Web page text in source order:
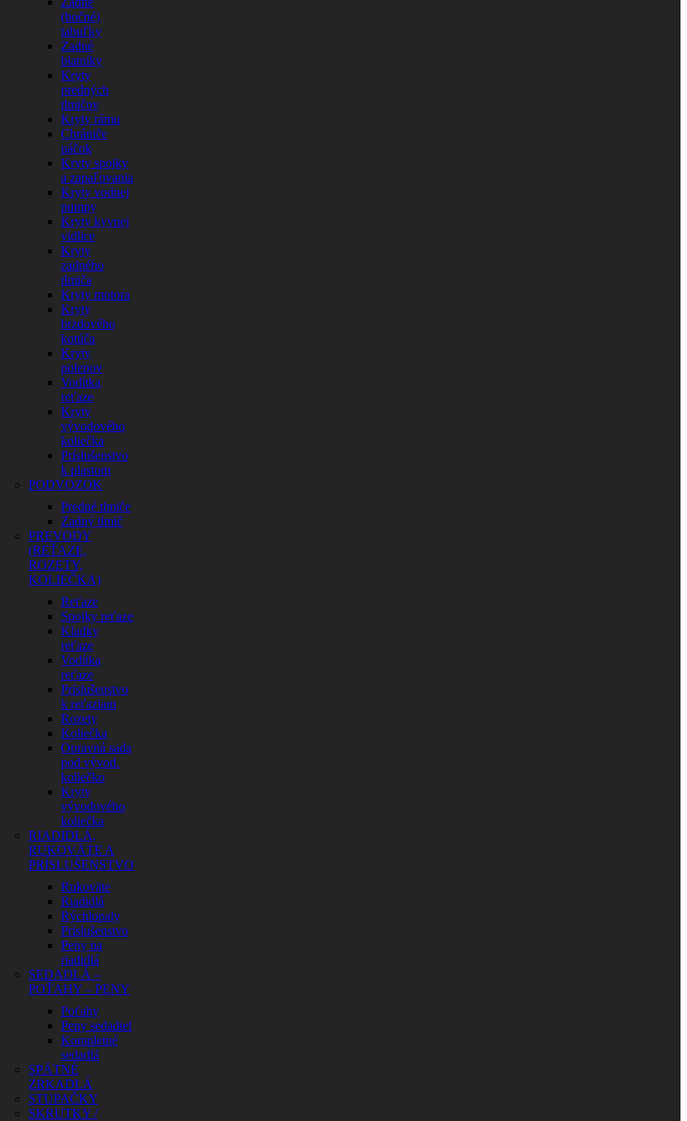
(bočné)
tabuľky
Zadné
blatníky
Kryty
predných
tlmičov
Kryty rámu
Chrániče
páčok
Kryty spojky
a zapaľovania
Kryty vodnej
pumpy
Kryty kyvnej
vidlice
Kryty
zadného
tlmiča
Kryty motora
Kryty
brzdového
kotúča
Kryty
polepov
Vodítka
reťaze
Kryty
vývodového
koliečka
Príslušenstvo
k plastom
PODVOZOK
Predné tlmiče
Zadný tlmič
PREVODY
(REŤAZE,
ROZETY,
KOLIEČKA)
Reťaze
Spojky reťaze
Kladky
reťaze
Vodítka
reťaze
Príslušenstvo
k reťaziam
Rozety
Koliečka
Opravná sada
pod vývod.
koliečko
Kryty
vývodového
koliečka
RIADIDLÁ,
RUKOVÄTE A
PRÍSLUŠENSTVO
Rukoväte
Riadidlá
Rýchlopaly
Príslušenstvo
Peny na
riadidlá
SEDADLÁ –
POŤAHY – PENY
Poťahy
Peny sedadiel
Kompletné
sedadlá
SPÄTNÉ
ZRKADLÁ
STUPAČKY
SKRUTKY /